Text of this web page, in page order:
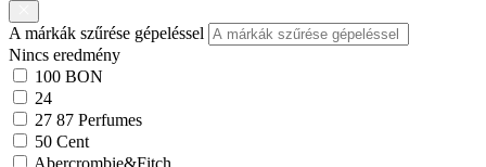
A márkák szűrése gépeléssel
Nincs eredmény
100 BON
24
27 87 Perfumes
50 Cent
Abercrombie&Fitch